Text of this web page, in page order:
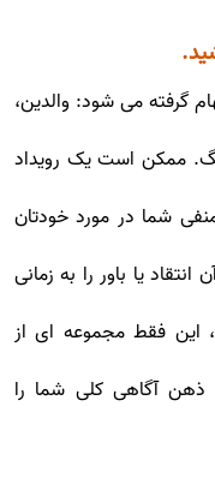
گرفته می شود: والدین،
ممکن است یک رویداد
شما در مورد خودتان
یا باور را به زمانی
این فقط مجموعه ای از
ذهن آگاهی کلی شما را